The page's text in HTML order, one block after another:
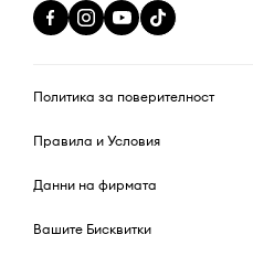
Политика за поверителност
Правила и Условия
Данни на фирмата
Вашите Бисквитки